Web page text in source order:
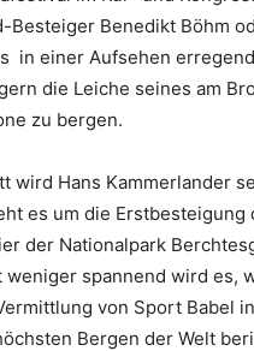
Benedikt Böhm
in einer Aufsehen
die Leiche seines am
zu bergen.
wird Hans Kammerlander
es um die
der Nationalpark
spannend wird es,
von Sport Babel
Bergen der Welt